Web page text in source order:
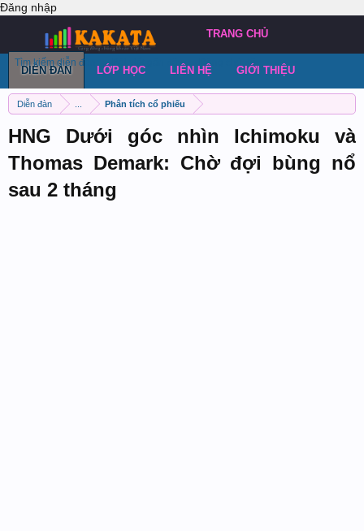
Đăng nhập
Diễn đàn Phân tích cổ phiếu
HNG Dưới góc nhìn Ichimoku và
Thomas Demark: Chờ đợi bùng nổ
sau 2 tháng
TRANG CHỦ
DIỄN ĐÀN
Tìm kiếm diễn đàn Bài viết gần đây Đăng chủ đề
LỚP HỌC LIÊN HỆ GIỚI THIỆU